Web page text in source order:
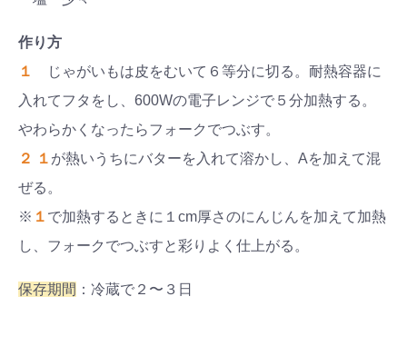
作り方
１
じゃがいもは皮をむいて６等分に切る。耐熱容器に
入れてフタをし、600Wの電子レンジで５分加熱する。
やわらかくなったらフォークでつぶす。
２
１ が熱いうちにバターを入れて溶かし、Aを加えて混
ぜる。
※ １ で加熱するときに１cm厚さのにんじんを加えて加熱
し、フォークでつぶすと彩りよく仕上がる。
保存期間 ：冷蔵で２〜３日